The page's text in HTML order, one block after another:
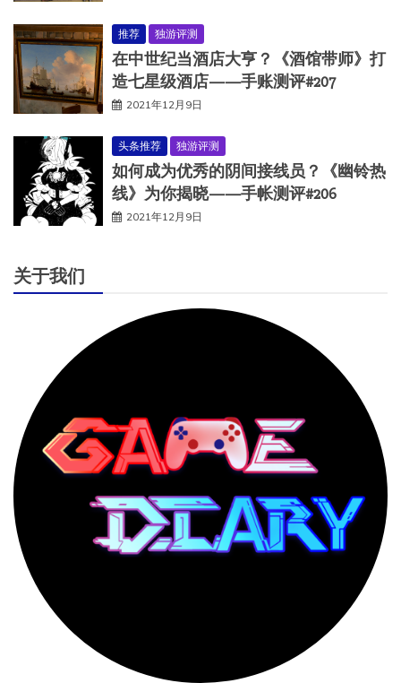
推荐 独游评测
在中世纪当酒店大亨？《酒馆带师》打
造七星级酒店——手账测评#207
2021年12月9日
头条推荐 独游评测
如何成为优秀的阴间接线员？《幽铃热
线》为你揭晓——手帐测评#206
2021年12月9日
关于我们